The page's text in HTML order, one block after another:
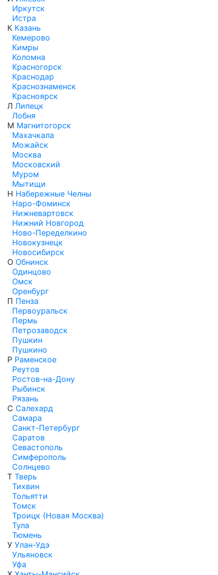
Иркутск
Истра
К Казань
Кемерово
Кимры
Коломна
Красногорск
Краснодар
Краснознаменск
Красноярск
Л Липецк
Лобня
М Магнитогорск
Махачкала
Можайск
Москва
Московский
Муром
Мытищи
Н Набережные Челны
Наро-Фоминск
Нижневартовск
Нижний Новгород
Ново-Переделкино
Новокузнецк
Новосибирск
О Обнинск
Одинцово
Омск
Оренбург
П Пенза
Первоуральск
Пермь
Петрозаводск
Пушкин
Пушкино
Р Раменское
Реутов
Ростов-на-Дону
Рыбинск
Рязань
С Салехард
Самара
Санкт-Петербург
Саратов
Севастополь
Симферополь
Солнцево
Т Тверь
Тихвин
Тольятти
Томск
Троицк (Новая Москва)
Тула
Тюмень
У Улан-Удэ
Ульяновск
Уфа